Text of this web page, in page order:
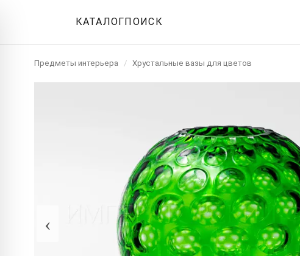
КАТАЛОГПОИСК
Предметы интерьера / Хрустальные вазы для цветов
‹